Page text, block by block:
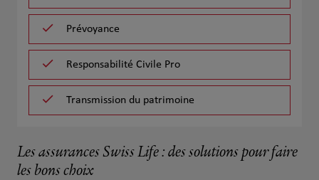
Prévoyance
Responsabilité Civile Pro
Transmission du patrimoine
Les assurances Swiss Life : des solutions pour faire
les bons choix